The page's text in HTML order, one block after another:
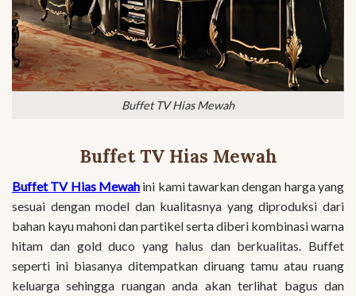
Buffet TV Hias Mewah
Buffet TV Hias Mewah
Buffet TV Hias Mewah ini kami tawarkan dengan harga yang
sesuai dengan model dan kualitasnya yang diproduksi dari
bahan kayu mahoni dan partikel serta diberi kombinasi warna
hitam dan gold duco yang halus dan berkualitas. Buffet
seperti ini biasanya ditempatkan diruang tamu atau ruang
keluarga sehingga ruangan anda akan terlihat bagus dan